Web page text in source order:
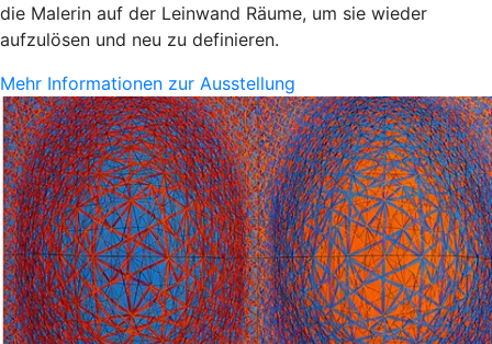
die Malerin auf der Leinwand Räume, um sie wieder
aufzulösen und neu zu definieren.
Mehr Informationen zur Ausstellung